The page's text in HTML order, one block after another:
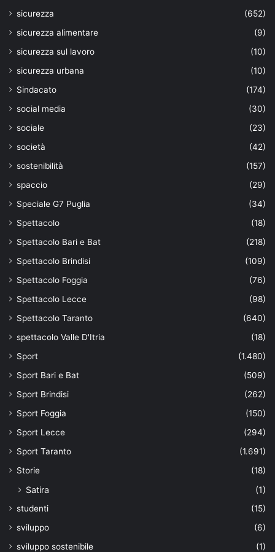
sicurezza
(652)
sicurezza alimentare
(9)
sicurezza sul lavoro
(10)
sicurezza urbana
(10)
Sindacato
(174)
social media
(30)
sociale
(23)
società
(42)
sostenibilità
(157)
spaccio
(29)
Speciale G7 Puglia
(34)
Spettacolo
(18)
Spettacolo Bari e Bat
(218)
Spettacolo Brindisi
(109)
Spettacolo Foggia
(76)
Spettacolo Lecce
(98)
Spettacolo Taranto
(640)
spettacolo Valle D'Itria
(18)
Sport
(1.480)
Sport Bari e Bat
(509)
Sport Brindisi
(262)
Sport Foggia
(150)
Sport Lecce
(294)
Sport Taranto
(1.691)
Storie
(18)
Satira (1)
studenti
(15)
sviluppo
(6)
sviluppo sostenibile
(1)